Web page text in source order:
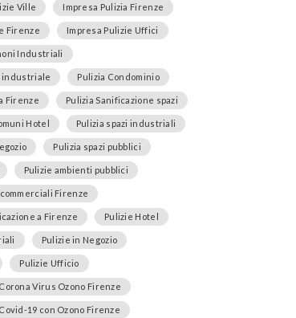
Ville Impresa Pulizia Firenze
Firenze Impresa Pulizie Uffici
Industriali
industriale Pulizia Condominio
Firenze Pulizia Sanificazione spazi
Hotel Pulizia spazi industriali
Pulizia spazi pubblici
Pulizie ambienti pubblici
Firenze
a Firenze Pulizie Hotel
Pulizie in Negozio
Pulizie Ufficio
Virus Ozono Firenze
19 con Ozono Firenze